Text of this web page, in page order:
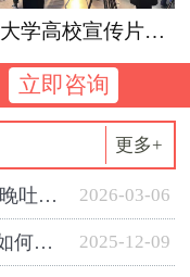
苏州大学高校宣传片视频拍摄花絮
立即咨询
更多+
2026-03-06
答案
2025-12-09
效…